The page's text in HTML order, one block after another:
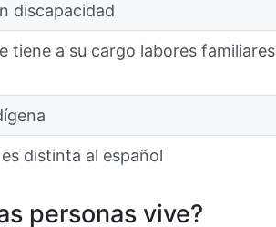
discapacidad
tiene a su cargo labores familiares
distinta al español
personas vive?